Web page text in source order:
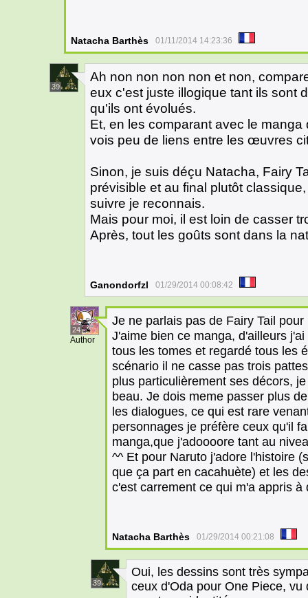
Natacha Barthès 01/11/2014 14:23:36
39
Ah non non non non et non,
eux c'est juste illogique tant ils sont
qu'ils ont évolués.
Et, en les comparant avec le
vois peu de liens entre les œuvres
Sinon, je suis déçu Natacha, Fairy
prévisible et au final plutôt
suivre je reconnais.
Mais pour moi, il est loin de casser
Après, tout les goûts sont dans la
Ganondorfzl 01/29/2014 00:08:42
24
Author
Je ne parlais pas de Fairy Tail
J'aime bien ce manga, d'ailleurs
tous les tomes et regardé tous les
scénario il ne casse pas trois
plus particulièrement ses décors,
beau. Je dois meme passer plus
les dialogues, ce qui est rare
personnages je préfère ceux qu'il
manga,que j'adoooore tant au
^^ Et pour Naruto j'adore l'histoire
que ça part en cacahuète) et les
c'est carrement ce qui m'a appris
Natacha Barthès 01/29/2014 00:21:08
39
Oui, les dessins sont très
ceux d'Oda pour One Piece,